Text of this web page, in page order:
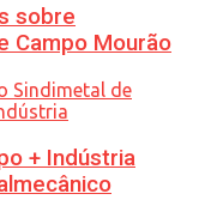
sobre
Campo Mourão
+ Indústria